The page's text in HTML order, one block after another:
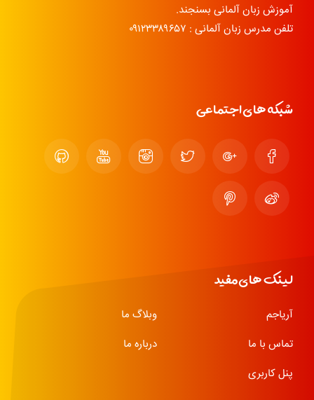
آموزش زبان آلمانی بسنجند.
تلفن مدرس زبان آلمانی : ۰۹۱۲۳۳۸۹۶۵۷
شبکه های اجتماعی
لینک های مفید
آریاجم
وبلاگ ما
تماس با ما
درباره ما
پنل کاربری